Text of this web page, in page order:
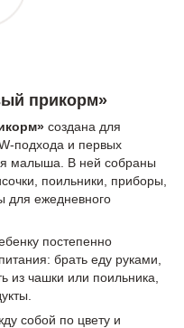
прикорм»
создана для
подхода и первых
малыша. В ней собраны
поильники, приборы,
для ежедневного
постепенно
брать еду руками,
из чашки или поильника,
собой по цвету и